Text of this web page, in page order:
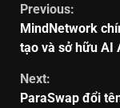
Previous:
MindNetwork
tạo và sở hữu AI
Next:
ParaSwap đổi